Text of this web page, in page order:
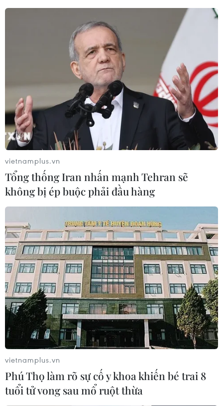
vietnamplus.vn
Tổng thống Iran nhấn mạnh Tehran sẽ
không bị ép buộc phải đầu hàng
vietnamplus.vn
Phú Thọ làm rõ sự cố y khoa khiến bé trai 8
tuổi tử vong sau mổ ruột thừa